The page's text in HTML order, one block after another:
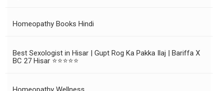
Homeopathy Books Hindi
Best Sexologist in Hisar | Gupt Rog Ka Pakka Ilaj | Bariffa X
BC 27 Hisar ⭐⭐⭐⭐⭐